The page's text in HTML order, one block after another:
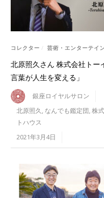
コレクター / 芸術・エンターテイ
北原照久さん 株式会社トー
言葉が人生を変える」
銀座ロイヤルサロン
北原照久, なんでも鑑定団,株
トハウス
2021年3月4日